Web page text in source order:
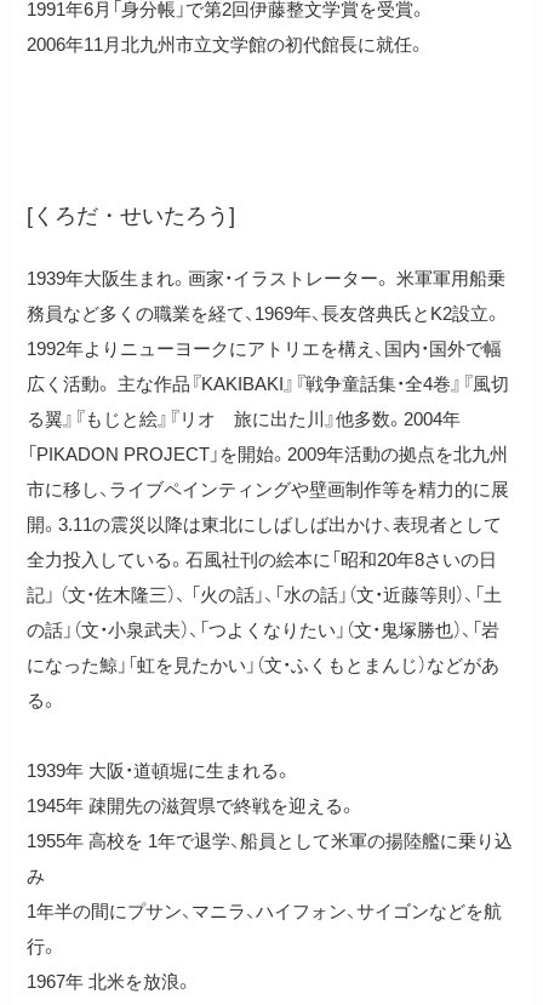
1991年6月「身分帳」で第2回伊藤整文学賞を受賞。
2006年11月北九州市立文学館の初代館長に就任。
[くろだ・せいたろう]
1939年大阪生まれ。画家・イラストレーター。 米軍軍用船乗
務員など多くの職業を経て、1969年、長友啓典氏とK2設立。
1992年よりニューヨークにアトリエを構え、国内・国外で幅
広く活動。 主な作品『KAKIBAKI』『戦争童話集・全4巻』『風切
る翼』『もじと絵』『リオ 旅に出た川』他多数。2004年
「PIKADON PROJECT」を開始。2009年活動の拠点を北九州
市に移し、ライブペインティングや壁画制作等を精力的に展
開。3.11の震災以降は東北にしばしば出かけ、表現者として
全力投入している。石風社刊の絵本に「昭和20年8さいの日
記」 （文・佐木隆三）、 「火の話」、「水の話」（文・近藤等則）、「土
の話」（文・小泉武夫）、「つよくなりたい」（文・鬼塚勝也）、「岩
になった鯨」「虹を見たかい」（文・ふくもとまんじ）などがあ
る。
1939年 大阪・道頓堀に生まれる。
1945年 疎開先の滋賀県で終戦を迎える。
1955年 高校を 1年で退学、船員として米軍の揚陸艦に乗り込
み
1年半の間にプサン、マニラ、ハイフォン、サイゴンなどを航
行。
1967年 北米を放浪。